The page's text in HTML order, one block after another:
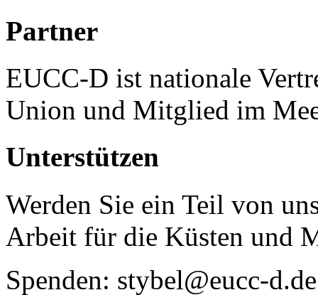
Partner
EUCC-D ist nationale
Union und Mitglied im
Unterstützen
Werden Sie ein Teil von
Arbeit für die Küsten und
Spenden: stybel@eucc-d.de